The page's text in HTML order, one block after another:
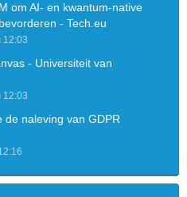
om AI- en kwantum-native
- Tech.eu
12:03
- Universiteit van
12:03
de naleving van GDPR